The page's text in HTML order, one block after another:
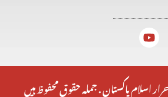
اسلام پاکستان . جملہ حقوق محفوظ ہیں